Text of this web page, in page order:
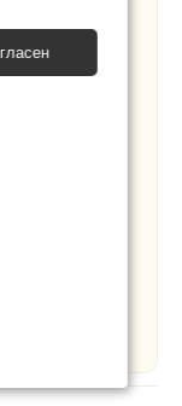
и
можно
в
по всем